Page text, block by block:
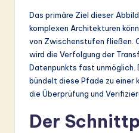
Das primäre Ziel dieser
komplexen Architekturen
von Zwischenstufen fließen.
wird die Verfolgung der
Datenpunkts fast unmöglich.
bündelt diese Pfade zu einer
die Überprüfung und
Der